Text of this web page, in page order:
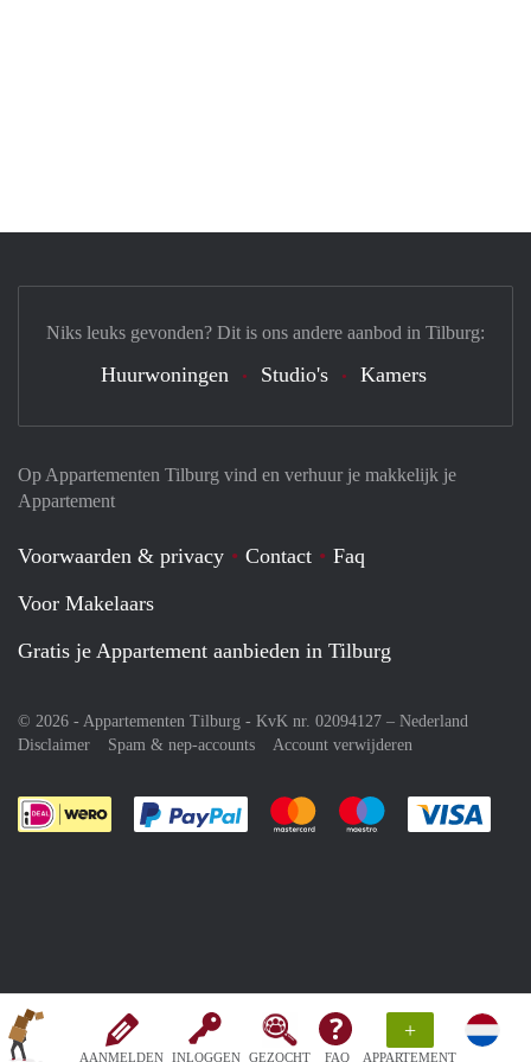
AANMELDEN INLOGGEN GEZOCHT FAQ
+
APPARTEMENT
Op Appartementen Tilburg vind en verhuur je makkelijk je
Appartement
Voorwaarden & privacy Contact
Faq
Voor Makelaars
Gratis je Appartement aanbieden in Tilburg
© 2026 - Appartementen Tilburg - KvK nr. 02094127 – Nederland
Disclaimer
Spam & nep-accounts Account verwijderen
Je rekent gemakkelijk af met Paypal
Je rekent gemakkelijk af met
Je rekent
Niks leuks gevonden? Dit is ons andere aanbod in Tilburg:
Huurwoningen Studio's Kamers